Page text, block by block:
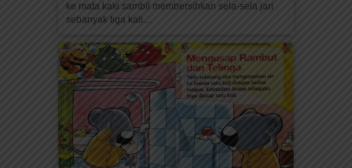
ke mata kaki sambil membersihkan sela-sela jari
sebanyak tiga kali....